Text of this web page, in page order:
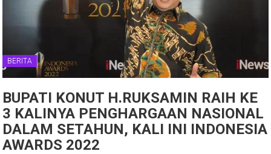
BERITA
BUPATI KONUT H.RUKSAMIN RAIH KE
3 KALINYA PENGHARGAAN NASIONAL
DALAM SETAHUN, KALI INI INDONESIA
AWARDS 2022